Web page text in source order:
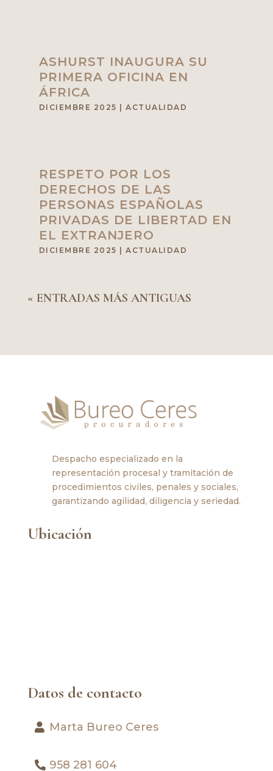
ASHURST INAUGURA SU
PRIMERA OFICINA EN
ÁFRICA
DICIEMBRE 2025 |ACTUALIDAD
RESPETO POR LOS
DERECHOS DE LAS
PERSONAS ESPAÑOLAS
PRIVADAS DE LIBERTAD EN
EL EXTRANJERO
DICIEMBRE 2025 |ACTUALIDAD
« ENTRADAS MÁS ANTIGUAS
Despacho especializado en la
representación procesal y tramitación de
procedimientos civiles, penales y sociales,
garantizando agilidad, diligencia y seriedad.
Ubicación
Datos de contacto
Marta Bureo Ceres
958 281 604